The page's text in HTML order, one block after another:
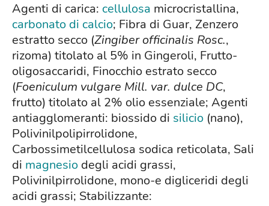
Agenti di carica: cellulosa microcristallina,
carbonato di calcio; Fibra di Guar, Zenzero
estratto secco (Zingiber officinalis Rosc.,
rizoma) titolato al 5% in Gingeroli, Frutto-
oligosaccaridi, Finocchio estrato secco
(Foeniculum vulgare Mill. var. dulce DC,
frutto) titolato al 2% olio essenziale; Agenti
antiagglomeranti: biossido di silicio (nano),
Polivinilpolipirrolidone,
Carbossimetilcellulosa sodica reticolata, Sali
di magnesio degli acidi grassi,
Polivinilpirrolidone, mono-e digliceridi degli
acidi grassi; Stabilizzante: